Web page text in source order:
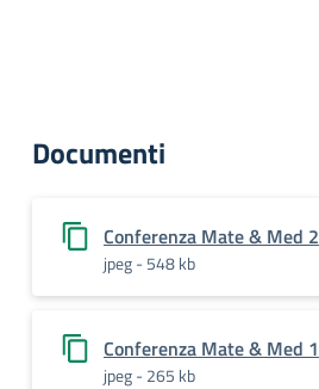
Documenti
Conferenza Mate & Med 2
jpeg - 548 kb
Conferenza Mate & Med 1
jpeg - 265 kb